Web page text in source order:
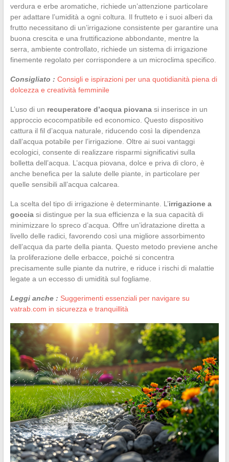
verdura e erbe aromatiche, richiede un’attenzione particolare
per adattare l’umidità a ogni coltura. Il frutteto e i suoi alberi da
frutto necessitano di un’irrigazione consistente per garantire una
buona crescita e una fruttificazione abbondante, mentre la
serra, ambiente controllato, richiede un sistema di irrigazione
finemente regolato per corrispondere a un microclima specifico.
Consigliato : Consigli e ispirazioni per una quotidianità piena di
dolcezza e creatività femminile
L’uso di un recuperatore d’acqua piovanasi inserisce in un
approccio ecocompatibile ed economico. Questo dispositivo
cattura il fil d’acqua naturale, riducendo così la dipendenza
dall’acqua potabile per l’irrigazione. Oltre ai suoi vantaggi
ecologici, consente di realizzare risparmi significativi sulla
bolletta dell’acqua. L’acqua piovana, dolce e priva di cloro, è
anche benefica per la salute delle piante, in particolare per
quelle sensibili all’acqua calcarea.
La scelta del tipo di irrigazione è determinante. L’irrigazione a
gocciasi distingue per la sua efficienza e la sua capacità di
minimizzare lo spreco d’acqua. Offre un’idratazione diretta a
livello delle radici, favorendo così una migliore assorbimento
dell’acqua da parte della pianta. Questo metodo previene anche
la proliferazione delle erbacce, poiché si concentra
precisamente sulle piante da nutrire, e riduce i rischi di malattie
legate a un eccesso di umidità sul fogliame.
Leggi anche : Suggerimenti essenziali per navigare su
vatrab.com in sicurezza e tranquillità